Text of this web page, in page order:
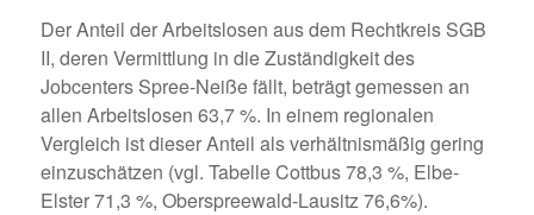
Der Anteil der Arbeitslosen aus dem Rechtkreis SGB
II, deren Vermittlung in die Zuständigkeit des
Jobcenters Spree-Neiße fällt, beträgt gemessen an
allen Arbeitslosen 63,7 %. In einem regionalen
Vergleich ist dieser Anteil als verhältnismäßig gering
einzuschätzen (vgl. Tabelle Cottbus 78,3 %, Elbe-
Elster 71,3 %, Oberspreewald-Lausitz 76,6%).